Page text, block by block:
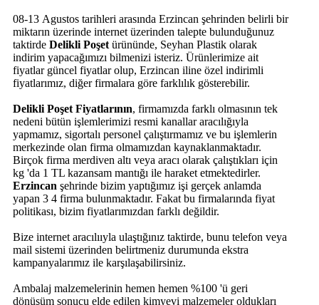
08-13 Agustos tarihleri arasında Erzincan şehrinden belirli bir
miktarın üzerinde internet üzerinden talepte bulunduğunuz
taktirde Delikli Poşet ürününde, Seyhan Plastik olarak
indirim yapacağımızı bilmenizi isteriz. Ürünlerimize ait
fiyatlar güncel fiyatlar olup, Erzincan iline özel indirimli
fiyatlarımız, diğer firmalara göre farklılık gösterebilir.
Delikli Poşet Fiyatlarının, firmamızda farklı olmasının tek
nedeni bütün işlemlerimizi resmi kanallar aracılığıyla
yapmamız, sigortalı personel çalıştırmamız ve bu işlemlerin
merkezinde olan firma olmamızdan kaynaklanmaktadır.
Birçok firma merdiven altı veya aracı olarak çalıştıkları için
kg 'da 1 TL kazansam mantığı ile haraket etmektedirler.
Erzincan şehrinde bizim yaptığımız işi gerçek anlamda
yapan 3 4 firma bulunmaktadır. Fakat bu firmalarında fiyat
politikası, bizim fiyatlarımızdan farklı değildir.
Bize internet aracılııyla ulaştığınız taktirde, bunu telefon veya
mail sistemi üzerinden belirtmeniz durumunda ekstra
kampanyalarımız ile karşılaşabilirsiniz.
Ambalaj malzemelerinin hemen hemen %100 'ü geri
dönüşüm sonucu elde edilen kimyevi malzemeler oldukları